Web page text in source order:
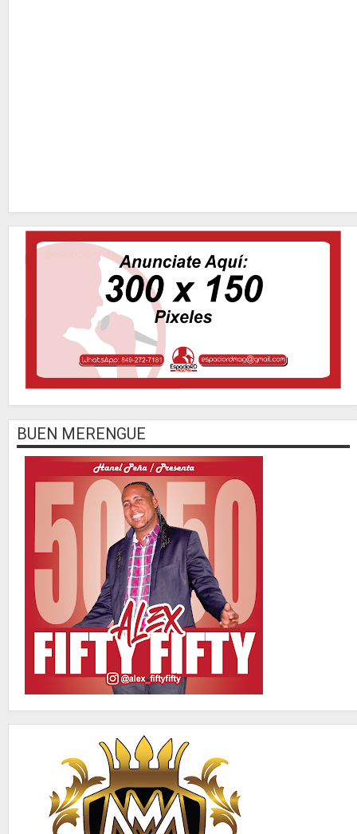
BUEN MERENGUE